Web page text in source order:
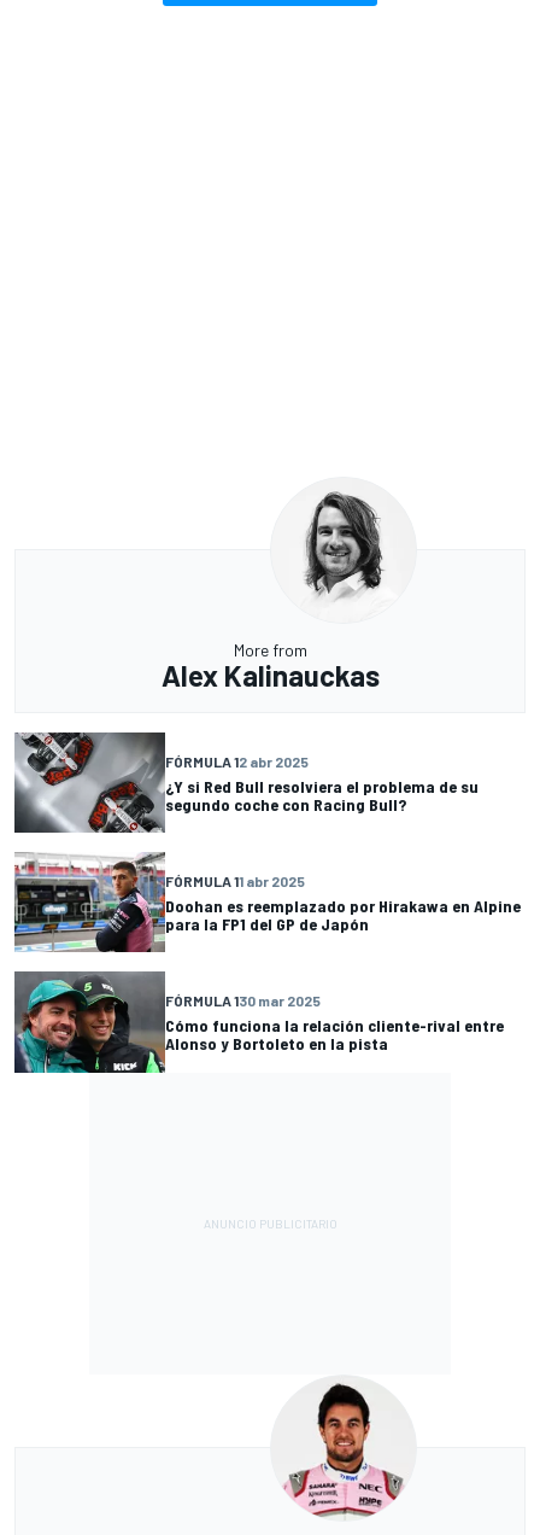
More from
Alex Kalinauckas
FÓRMULA 12 abr 2025
¿Y si Red Bull resolviera el problema de su
segundo coche con Racing Bull?
FÓRMULA 11 abr 2025
Doohan es reemplazado por Hirakawa en Alpine
para la FP1 del GP de Japón
FÓRMULA 130 mar 2025
Cómo funciona la relación cliente-rival entre
Alonso y Bortoleto en la pista